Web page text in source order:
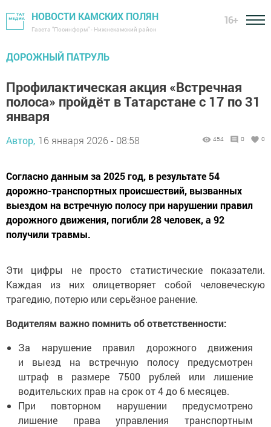
НОВОСТИ КАМСКИХ ПОЛЯН
Газета "Посинформ" - Нижнекамский район
16+
ДОРОЖНЫЙ ПАТРУЛЬ
Профилактическая акция «Встречная
полоса» пройдёт в Татарстане с 17 по 31
января
Автор, 16 января 2026 - 08:58 454 0 0
Согласно данным за 2025 год, в результате 54
дорожно-транспортных происшествий, вызванных
выездом на встречную полосу при нарушении правил
дорожного движения, погибли 28 человек, а 92
получили травмы.
Эти цифры не просто статистические показатели.
Каждая из них олицетворяет собой человеческую
трагедию, потерю или серьёзное ранение.
Водителям важно помнить об ответственности:
За нарушение правил дорожного движения
и выезд на встречную полосу предусмотрен
штраф в размере 7500 рублей или лишение
водительских прав на срок от 4 до 6 месяцев.
При повторном нарушении предусмотрено
лишение права управления транспортным